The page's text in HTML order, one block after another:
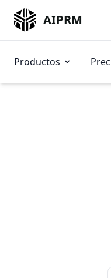
AIPRM
Productos